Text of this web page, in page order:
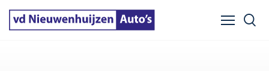
Leasing